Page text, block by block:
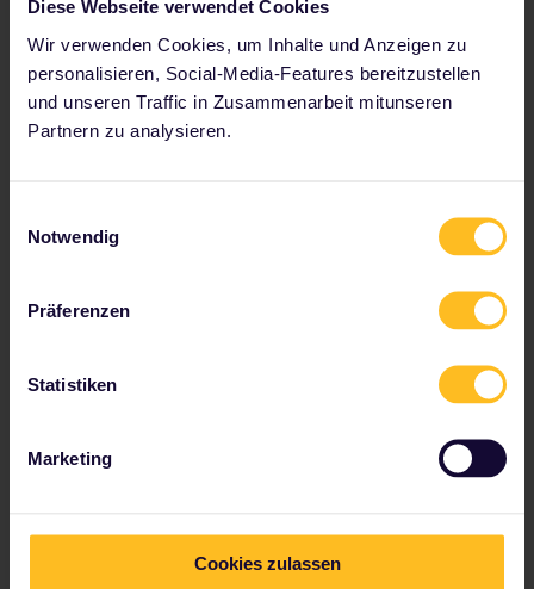
Diese Webseite verwendet Cookies
Wir verwenden Cookies, um Inhalte und Anzeigen zu
personalisieren, Social-Media-Features bereitzustellen
und unseren Traffic in Zusammenarbeit mitunseren
Partnern zu analysieren.
Notwendig
Präferenzen
Statistiken
Marketing
Cookies zulassen
Verbringe während deines Aufenthalts in dieser Stadt
am Fluss ein wenig Zeit an der Donau zum
Belogradchik-Felsen, die nur eine Stunde entfernt
Von Vidin aus bist du mit dem Zug in unter 5 Stunden